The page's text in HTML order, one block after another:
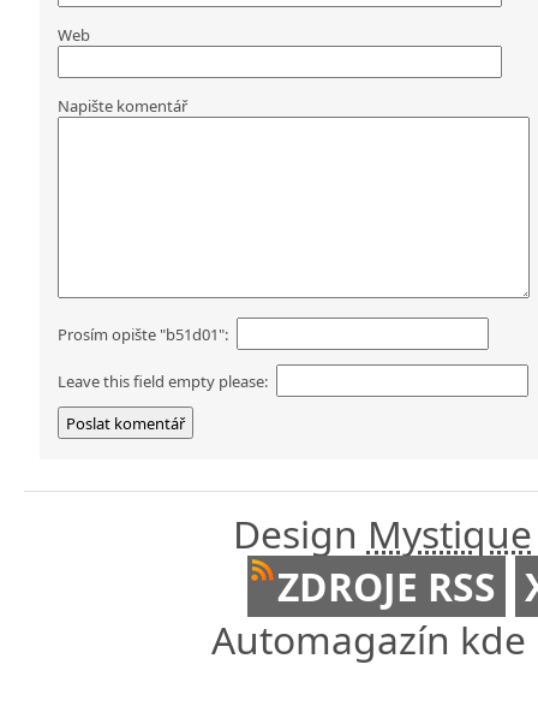
Web
Napište komentář
Prosím opište "b51d01":
Leave this field empty please:
Design Mystique
ZDROJE RSS
Automagazín